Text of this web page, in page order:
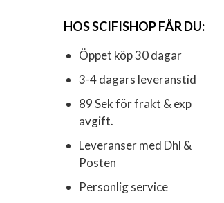
HOS SCIFISHOP FÅR DU:
Öppet köp 30 dagar
3-4 dagars leveranstid
89 Sek för frakt & exp
avgift.
Leveranser med Dhl &
Posten
Personlig service